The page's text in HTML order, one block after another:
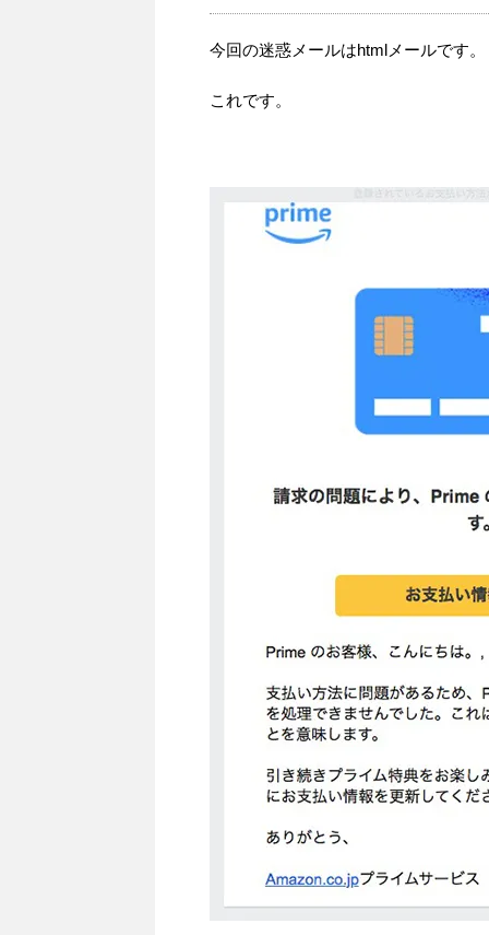
今回の迷惑メールはhtmlメールです。
これです。